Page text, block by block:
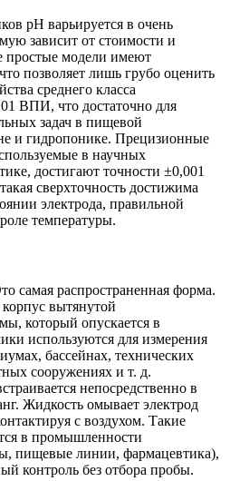
pH варьируется в очень
зависит от стоимости и
простые модели имеют
позволяет лишь грубо оценить
среднего класса
ВПИ, что достаточно для
задач в пищевой
и гидропонике. Прецизионные
в научных
достигают точности ±0,001
сверхточность достижима
электрода, правильной
температуры.
самая распространенная форма.
вытянутой
который опускается в
используются для измерения
бассейнах, технических
сооружениях и т. д.
непосредственно в
Жидкость омывает электрод
с воздухом. Такие
в промышленности
пищевые линии, фармацевтика),
контроль без отбора пробы.